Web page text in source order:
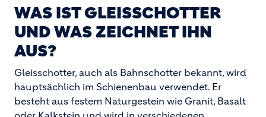
WAS IST GLEISSCHOTTER
UND WAS ZEICHNET IHN
AUS?
Gleisschotter, auch als Bahnschotter bekannt, wird
hauptsächlich im Schienenbau verwendet. Er
besteht aus festem Naturgestein wie Granit, Basalt